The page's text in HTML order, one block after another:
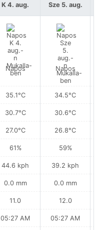
K 4. aug.
Napos
35.1°C
30.7°C
27.0°C
61%
44.6 kph
0.0 mm
11.0
05:27 AM
Sze 5. aug.
Napos
34.5°C
30.6°C
26.8°C
59%
39.2 kph
0.0 mm
12.0
05:27 AM